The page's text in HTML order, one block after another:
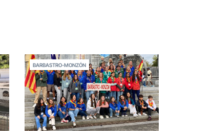
BARBASTRO-MONZÓN